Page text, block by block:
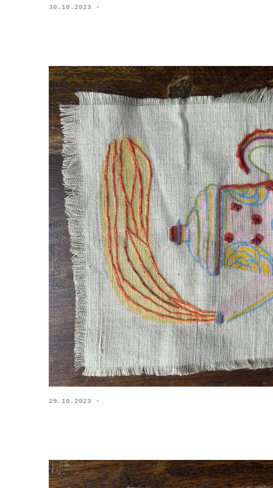
30.10.2023 -
29.10.2023 -